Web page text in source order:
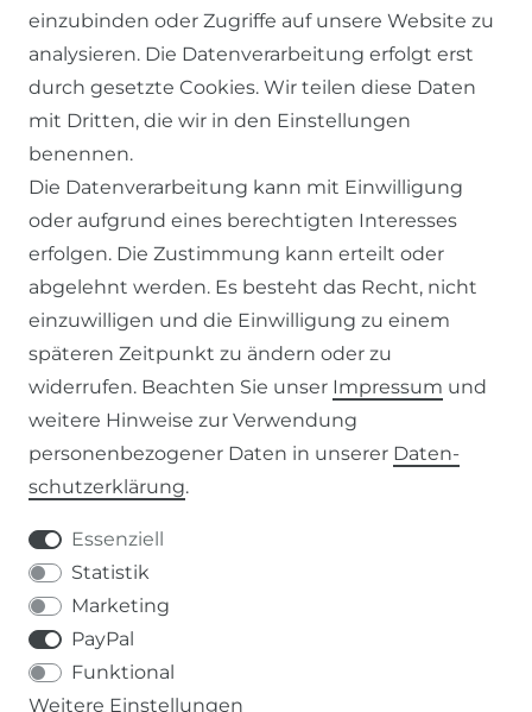
SERVICE
KONTAKT
ZAHLUNG & VERSAND
WIDERRUFSFORMULAR
RECHTLICHES
WIDERRUFSRECHT
IMPRESSUM
DATENSCHUTZERKLÄRUNG
037207-995665
info@kern-holz.com
einzubinden oder Zugriffe auf unsere Website zu
analysieren. Die Datenverarbeitung erfolgt erst
durch gesetzte Cookies. Wir teilen diese Daten
mit Dritten, die wir in den Einstellungen
benennen.
Die Datenverarbeitung kann mit Einwilligung
oder aufgrund eines berechtigten Interesses
erfolgen. Die Zustimmung kann erteilt oder
abgelehnt werden. Es besteht das Recht, nicht
einzuwilligen und die Einwilligung zu einem
späteren Zeitpunkt zu ändern oder zu
widerrufen. Beachten Sie unser Impressum und
weitere Hinweise zur Verwendung
personenbezogener Daten in unserer Daten­
schutz­erklärung.
Essenziell
Statistik
Marketing
PayPal
Funktional
Weitere Einstellungen